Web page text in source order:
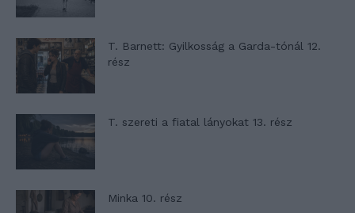
T. Barnett: Gyilkosság a Garda-tónál 12.
rész
T. szereti a fiatal lányokat 13. rész
Minka 10. rész